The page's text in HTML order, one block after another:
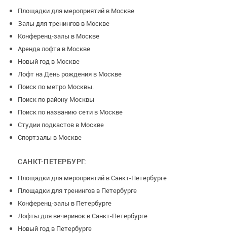
Площадки для мероприятий в Москве
Залы для тренингов в Москве
Конференц-залы в Москве
Аренда лофта в Москве
Новый год в Москве
Лофт на День рождения в Москве
Поиск по метро Москвы.
Поиск по району Москвы
Поиск по названию сети в Москве
Студии подкастов в Москве
Спортзалы в Москве
САНКТ-ПЕТЕРБУРГ:
Площадки для мероприятий в Санкт-Петербурге
Площадки для тренингов в Петербурге
Конференц-залы в Петербурге
Лофты для вечеринок в Санкт-Петербурге
Новый год в Петербурге